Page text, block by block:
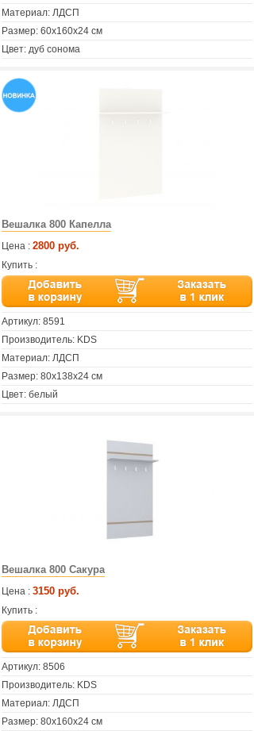
Материал: ЛДСП
Размер: 60х160х24 см
Цвет: дуб сонома
Вешалка 800 Капелла
Цена : 2800 руб.
Купить :
Артикул: 8591
Производитель: KDS
Материал: ЛДСП
Размер: 80х138х24 см
Цвет: белый
Вешалка 800 Сакура
Цена : 3150 руб.
Купить :
Артикул: 8506
Производитель: KDS
Материал: ЛДСП
Размер: 80х160х24 см